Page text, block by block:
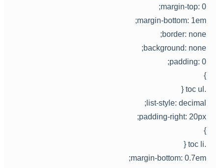
margin-top: 0;
margin-bottom: 1em;
border: none;
background: none;
padding: 0;
list-style: decimal;
padding-right: 20px;
margin-bottom: 0.7em;